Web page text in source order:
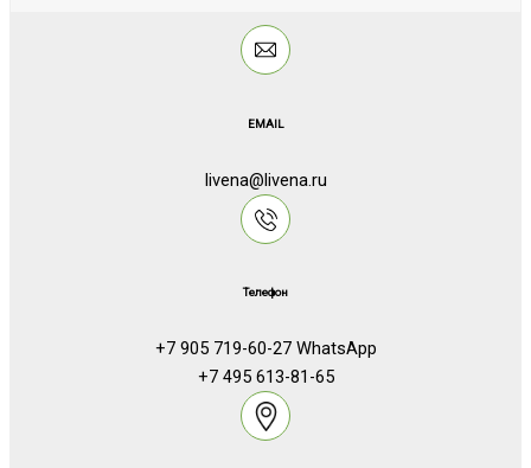
EMAIL
livena@livena.ru
Телефон
+7 905 719-60-27 WhatsApp
+7 495 613-81-65